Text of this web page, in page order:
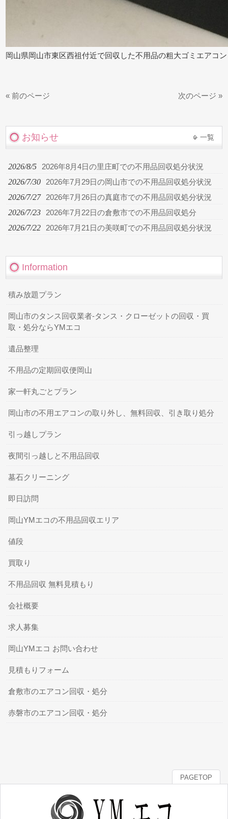
岡山県岡山市東区西祖付近で回収した不用品の粗大ゴミエアコン
« 前のページ 次のページ »
お知らせ 一覧
2026/8/5 2026年8月4日の里庄町での不用品回収処分状況
2026/7/30 2026年7月29日の岡山市での不用品回収処分状況
2026/7/27 2026年7月26日の真庭市での不用品回収処分状況
2026/7/23 2026年7月22日の倉敷市での不用品回収処分
2026/7/22 2026年7月21日の美咲町での不用品回収処分状況
Information
積み放題プラン
岡山市のタンス回収業者-タンス・クローゼットの回収・買
取・処分ならYMエコ
遺品整理
不用品の定期回収便岡山
家一軒丸ごとプラン
岡山市の不用エアコンの取り外し、無料回収、引き取り処分
引っ越しプラン
夜間引っ越しと不用品回収
墓石クリーニング
即日訪問
岡山YMエコの不用品回収エリア
値段
買取り
不用品回収 無料見積もり
会社概要
求人募集
岡山YMエコ お問い合わせ
見積もりフォーム
倉敷市のエアコン回収・処分
赤磐市のエアコン回収・処分
PAGETOP